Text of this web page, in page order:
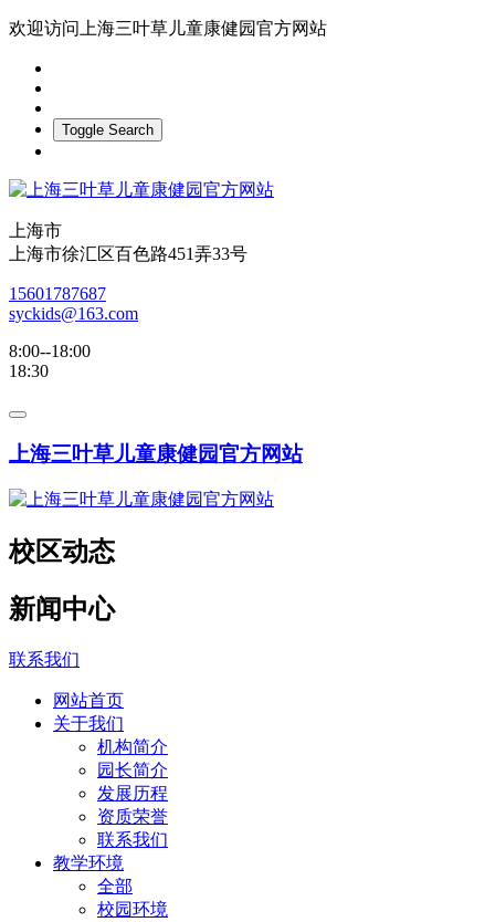
欢迎访问上海三叶草儿童康健园官方网站
Toggle Search
上海市
上海市徐汇区百色路451弄33号
15601787687
syckids@163.com
8:00--18:00
18:30
上海三叶草儿童康健园官方网站
校区动态
新闻中心
联系我们
网站首页
关于我们
机构简介
园长简介
发展历程
资质荣誉
联系我们
教学环境
全部
校园环境